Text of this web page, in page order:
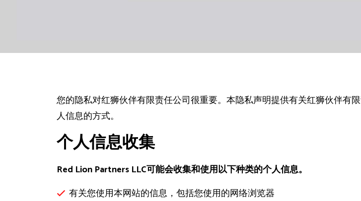
您的隐私对红狮伙伴有限责任公司很重要。本隐私声明提供有关红狮伙伴有
人信息的方式。
个人信息收集
Red Lion Partners LLC可能会收集和使用以下种类的个人信息。
有关您使用本网站的信息，包括您使用的网络浏览器